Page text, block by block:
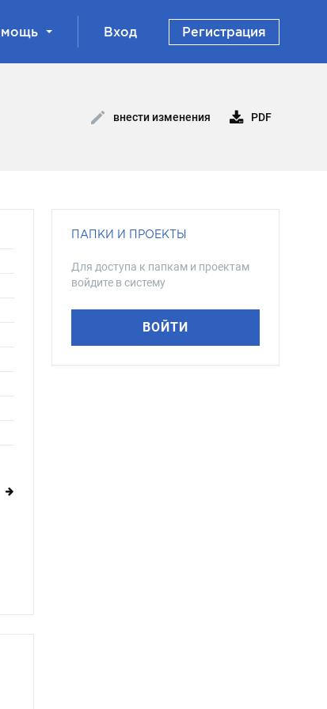
Вход Регистрация
внести изменения PDF
ПАПКИ И ПРОЕКТЫ
Для доступа к папкам и проектам
войдите в систему
ВОЙТИ